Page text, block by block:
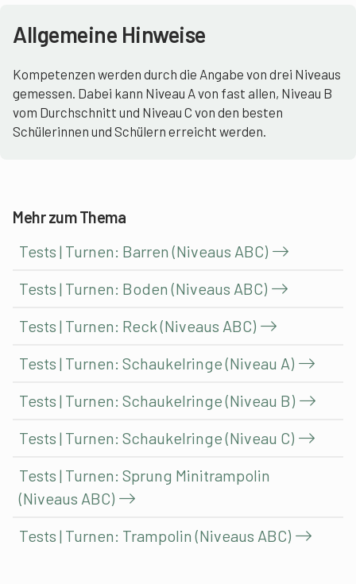
Allgemeine Hinweise
Kompetenzen werden durch die Angabe von drei Niveaus
gemessen. Dabei kann Niveau A von fast allen, Niveau B
vom Durchschnitt und Niveau C von den besten
Schülerinnen und Schülern erreicht werden.
Mehr zum Thema
Tests | Turnen: Barren (Niveaus ABC)
Tests | Turnen: Boden (Niveaus ABC)
Tests | Turnen: Reck (Niveaus ABC)
Tests | Turnen: Schaukelringe (Niveau A)
Tests | Turnen: Schaukelringe (Niveau B)
Tests | Turnen: Schaukelringe (Niveau C)
Tests | Turnen: Sprung Minitrampolin
(Niveaus ABC)
Tests | Turnen: Trampolin (Niveaus ABC)